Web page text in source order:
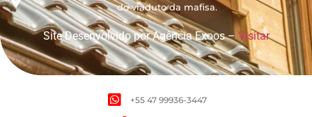
do viaduto da mafisa.
Site Desenvolvido por Agência Exoos –Visitar
+55 47 99936-3447